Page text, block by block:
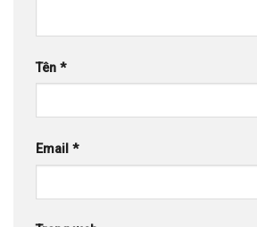
Tên *
Email *